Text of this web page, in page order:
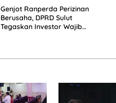
Genjot Ranperda Perizinan
Berusaha, DPRD Sulut
Tegaskan Investor Wajib